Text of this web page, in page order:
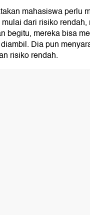
mahasiswa perlu
dari risiko
begitu, mereka bisa
Dia pun
risiko rendah.